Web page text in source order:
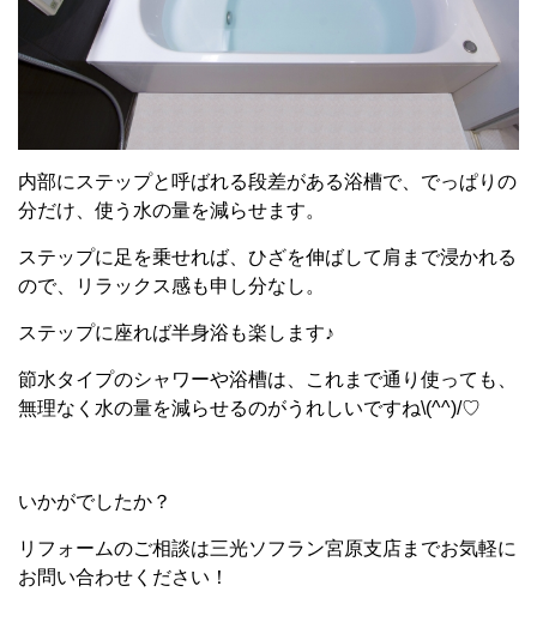
内部にステップと呼ばれる段差がある浴槽で、でっぱりの
分だけ、使う水の量を減らせます。
ステップに足を乗せれば、ひざを伸ばして肩まで浸かれる
ので、リラックス感も申し分なし。
ステップに座れば半身浴も楽します♪
節水タイプのシャワーや浴槽は、これまで通り使っても、
無理なく水の量を減らせるのがうれしいですね\(^^)/♡
いかがでしたか？
リフォームのご相談は三光ソフラン宮原支店までお気軽に
お問い合わせください！